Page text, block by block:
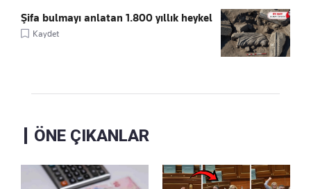
Şifa bulmayı anlatan 1.800 yıllık heykel
Kaydet
ÖNE ÇIKANLAR